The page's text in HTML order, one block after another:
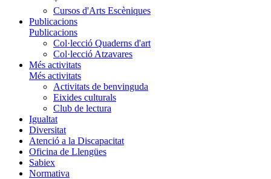
Cursos d'Arts Escèniques
Publicacions
Publicacions
Col·lecció Quaderns d'art
Col·lecció Atzavares
Més activitats
Més activitats
Activitats de benvinguda
Eixides culturals
Club de lectura
Igualtat
Diversitat
Atenció a la Discapacitat
Oficina de Llengües
Sabiex
Normativa